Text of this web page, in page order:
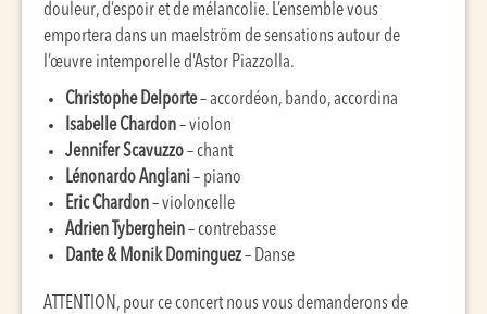
douleur, d’espoir et de mélancolie. L’ensemble vous
emportera dans un maelström de sensations autour de
l’œuvre intemporelle d’Astor Piazzolla.
Christophe Delporte– accordéon, bando, accordina
Isabelle Chardon– violon
Jennifer Scavuzzo– chant
Lénonardo Anglani– piano
Eric Chardon– violoncelle
Adrien Tyberghein– contrebasse
Dante & Monik Dominguez– Danse
ATTENTION, pour ce concert nous vous demanderons de